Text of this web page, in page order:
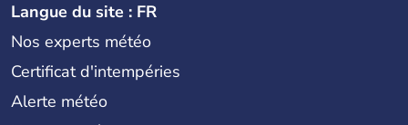
Langue du site : FR
Nos experts météo
Certificat d'intempéries
Alerte météo